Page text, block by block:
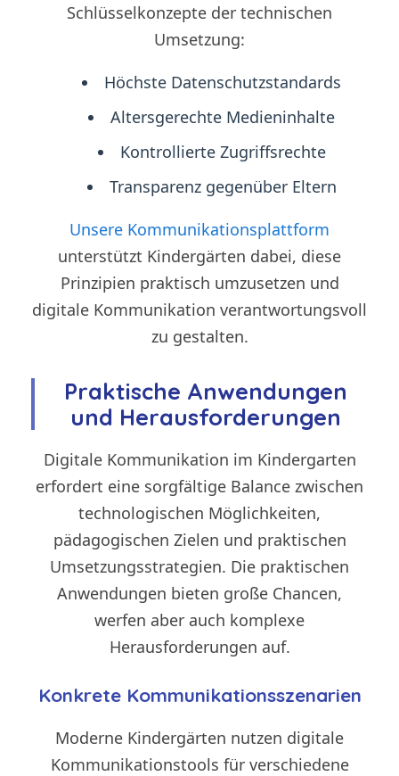
Schlüsselkonzepte der technischen
Umsetzung:
Höchste Datenschutzstandards
Altersgerechte Medieninhalte
Kontrollierte Zugriffsrechte
Transparenz gegenüber Eltern
Unsere Kommunikationsplattform
unterstützt Kindergärten dabei, diese
Prinzipien praktisch umzusetzen und
digitale Kommunikation verantwortungsvoll
zu gestalten.
Praktische Anwendungen
und Herausforderungen
Digitale Kommunikation im Kindergarten
erfordert eine sorgfältige Balance zwischen
technologischen Möglichkeiten,
pädagogischen Zielen und praktischen
Umsetzungsstrategien. Die praktischen
Anwendungen bieten große Chancen,
werfen aber auch komplexe
Herausforderungen auf.
Konkrete Kommunikationsszenarien
Moderne Kindergärten nutzen digitale
Kommunikationstools für verschiedene